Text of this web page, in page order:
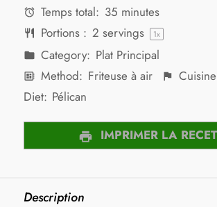
Temps total: 35 minutes
Portions : 2 servings 1x
Category: Plat Principal
Method: Friteuse à air
Diet: Pélican
IMPRIMER LA
Description